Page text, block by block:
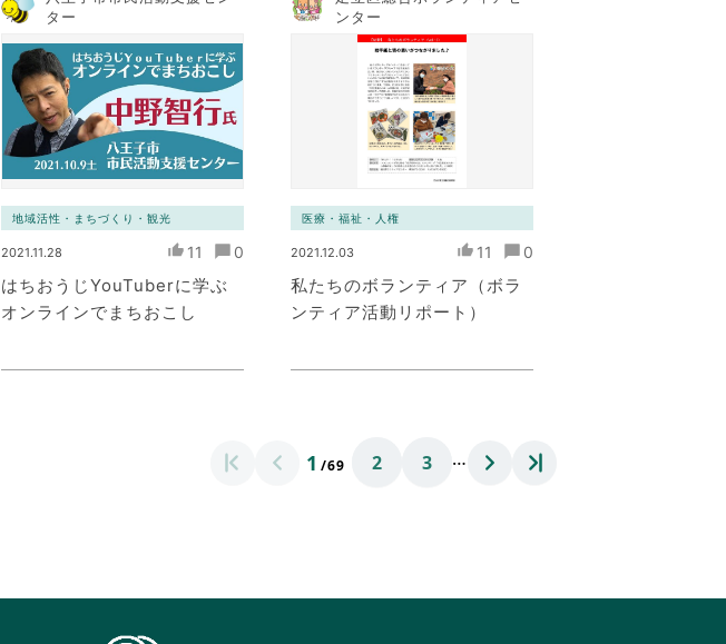
ター
地域活性・まちづくり・観光
2021.11.28 11 0
はちおうじYouTuberに学ぶ
オンラインでまちおこし
ンター
医療・福祉・人権
2021.12.03 11 0
私たちのボランティア（ボラ
ンティア活動リポート）
1 /69 2 3 …